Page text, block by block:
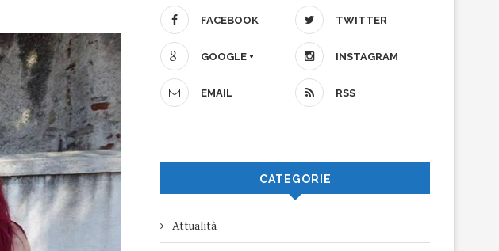
FACEBOOK TWITTER
GOOGLE + INSTAGRAM
EMAIL RSS
CATEGORIE
Attualità